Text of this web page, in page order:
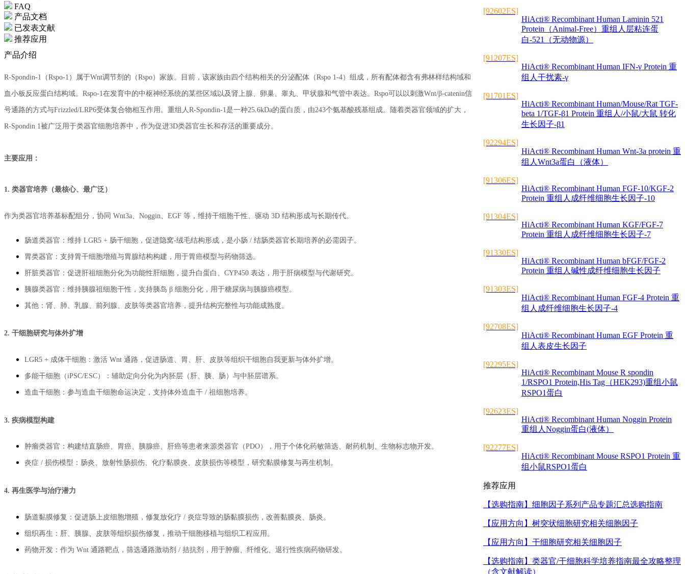
FAQ
产品文档
已发表文献
推荐应用
产品介绍
R-Spondin-1（Rspo-1）属于Wnt调节剂的（Rspo）家族。目前，该家族由四个结构相关的分泌配体（Rspo 1-4）组成，所有配体都含有弗林样结构域和
血小板反应蛋白结构域。Rspo-1在发育中的中枢神经系统的某些区域以及肾上腺、卵巢、睾丸、甲状腺和气管中表达。Rspo可以以刺激Wnt/β-catenin信
号通路的方式与Frizzled/LRP6受体复合物相互作用。重组人R-Spondin-1是一种25.6kDa的蛋白质，由243个氨基酸残基组成。随着类器官领域的扩大，
R-Spondin 1被广泛用于类器官细胞培养中，作为促进3D类器官生长和存活的重要成分。
主要应用：
1. 类器官培养（最核心、最广泛）
作为类器官培养基标配组分，协同 Wnt3a、Noggin、EGF 等，维持干细胞干性、驱动 3D 结构形成与长期传代。
肠道类器官：维持 LGR5 + 肠干细胞，促进隐窝‑绒毛结构形成，是小肠 / 结肠类器官长期培养的必需因子。
胃类器官：支持胃干细胞增殖与胃腺结构构建，用于胃癌模型与药物筛选。
肝脏类器官：促进肝祖细胞分化为功能性肝细胞，提升白蛋白、CYP450 表达，用于肝病模型与代谢研究。
胰腺类器官：维持胰腺祖细胞干性，支持胰岛 β 细胞分化，用于糖尿病与胰腺癌模型。
其他：肾、肺、乳腺、前列腺、皮肤等类器官培养，提升结构完整性与功能成熟度。
2. 干细胞研究与体外扩增
LGR5 + 成体干细胞：激活 Wnt 通路，促进肠道、胃、肝、皮肤等组织干细胞自我更新与体外扩增。
多能干细胞（iPSC/ESC）：辅助定向分化为内胚层（肝、胰、肠）与中胚层谱系。
造血干细胞：参与造血干细胞命运决定，支持体外造血干 / 祖细胞培养。
3. 疾病模型构建
肿瘤类器官：构建结直肠癌、胃癌、胰腺癌、肝癌等患者来源类器官（PDO），用于个体化药敏筛选、耐药机制、生物标志物开发。
炎症 / 损伤模型：肠炎、放射性肠损伤、化疗黏膜炎、皮肤损伤等模型，研究黏膜修复与再生机制。
4. 再生医学与治疗潜力
肠道黏膜修复：促进肠上皮细胞增殖，修复放化疗 / 炎症导致的肠黏膜损伤，改善黏膜炎、肠炎。
组织再生：肝、胰腺、皮肤等组织损伤修复，推动干细胞移植与组织工程应用。
药物开发：作为 Wnt 通路靶点，筛选通路激动剂 / 拮抗剂，用于肿瘤、纤维化、退行性疾病药物研发。
[92602ES]
HiActi® Recombinant Human Laminin 521
Protein（Animal-Free）重组人层粘连蛋
白-521（无动物源）
[91207ES]
HiActi® Recombinant Human IFN-γ Protein 重
组人干扰素-γ
[91701ES]
HiActi® Recombinant Human/Mouse/Rat TGF-
beta 1/TGF-β1 Protein 重组人/小鼠/大鼠 转化
生长因子-β1
[92294ES]
HiActi® Recombinant Human Wnt-3a protein 重
组人Wnt3a蛋白（液体）
[91306ES]
HiActi® Recombinant Human FGF-10/KGF-2
Protein 重组人成纤维细胞生长因子-10
[91304ES]
HiActi® Recombinant Human KGF/FGF-7
Protein 重组人成纤维细胞生长因子-7
[91330ES]
HiActi® Recombinant Human bFGF/FGF-2
Protein 重组人碱性成纤维细胞生长因子
[91303ES]
HiActi® Recombinant Human FGF-4 Protein 重
组人成纤维细胞生长因子-4
[92708ES]
HiActi® Recombinant Human EGF Protein 重
组人表皮生长因子
[92295ES]
HiActi® Recombinant Mouse R spondin
1/RSPO1 Protein,His Tag（HEK293)重组小鼠
RSPO1蛋白
[92623ES]
HiActi® Recombinant Human Noggin Protein
重组人Noggin蛋白(液体）
[92277ES]
HiActi® Recombinant Mouse RSPO1 Protein 重
组小鼠RSPO1蛋白
推荐应用
【选购指南】 细胞因子系列产品专题汇总选购指南
【应用方向】 树突状细胞研究相关细胞因子
【应用方向】 干细胞研究相关细胞因子
【选购指南】 类器官/干细胞科学培养指南最全攻略整理
（含文献解读）